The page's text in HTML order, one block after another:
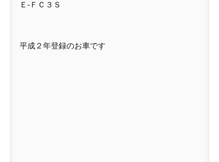
Ｅ-ＦＣ３Ｓ
平成２年登録のお車です